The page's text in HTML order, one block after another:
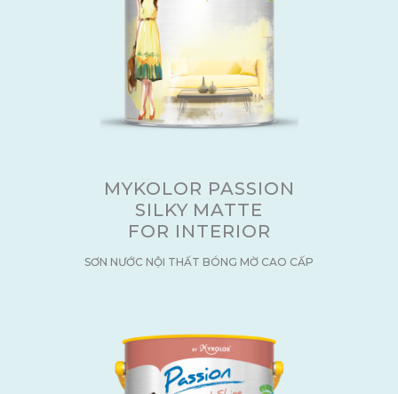
MYKOLOR PASSION
SILKY MATTE
FOR INTERIOR
SƠN NƯỚC NỘI THẤT BÓNG MỜ CAO CẤP